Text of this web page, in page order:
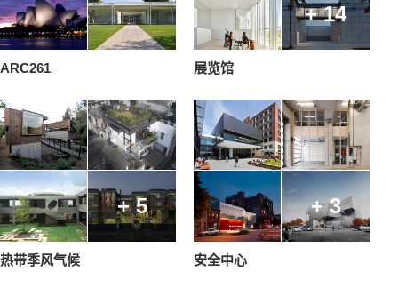
ARC261
+ 14
展览馆
+ 5
热带季风气候
+ 3
安全中心